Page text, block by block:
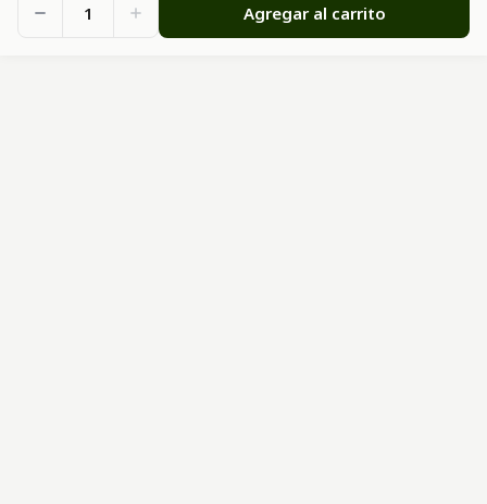
1 Agregar al carrito